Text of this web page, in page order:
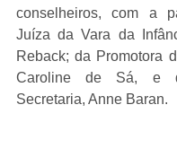
conselheiros, com a
Juíza da Vara da
Reback; da Promotora
Caroline de Sá, e
Secretaria, Anne Baran.